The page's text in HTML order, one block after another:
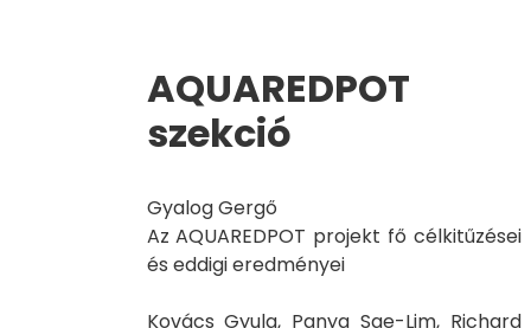
AQUAREDPOT
szekció
Gyalog Gergő
Az AQUAREDPOT projekt fő célkitűzései
és eddigi eredményei
Kovács Gyula, Panya Sae-Lim, Richard